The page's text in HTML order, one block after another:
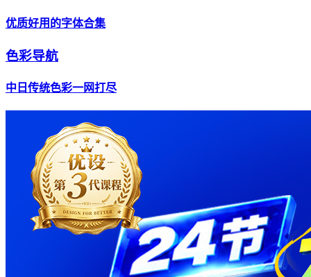
优质好用的字体合集
色彩导航
中日传统色彩一网打尽